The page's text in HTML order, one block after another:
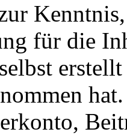
für die